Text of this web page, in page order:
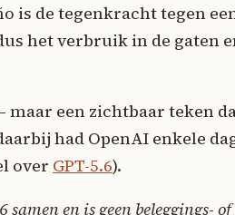
is de tegenkracht tegen
het verbruik in de gaten
maar een zichtbaar teken
had OpenAI enkele
over GPT-5.6).
en is geen beleggings- of